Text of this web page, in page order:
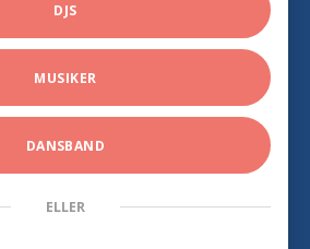
DJS
MUSIKER
DANSBAND
ELLER